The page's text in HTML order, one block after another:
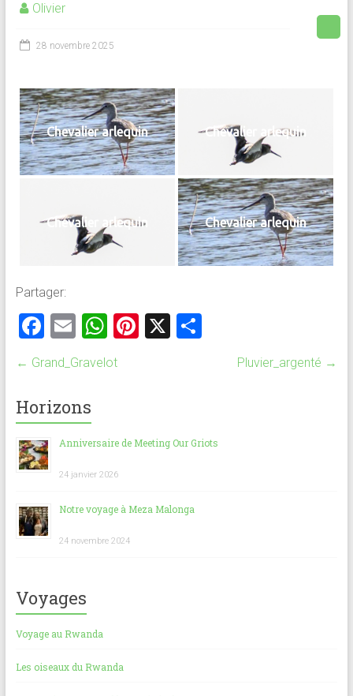
Olivier
28 novembre 2025
Chevalier arlequin Chevalier arlequin
Chevalier arlequin Chevalier arlequin
Partager:
F
ce
b
o
ok
E
m
ai
l
W
h
at
p
p
Pi X P
← Grand_Gravelot Pluvier_argenté →
Horizons
Anniversaire de Meeting Our Griots
24 janvier 2026
Notre voyage à Meza Malonga
24 novembre 2024
Voyages
Voyage au Rwanda
Les oiseaux du Rwanda